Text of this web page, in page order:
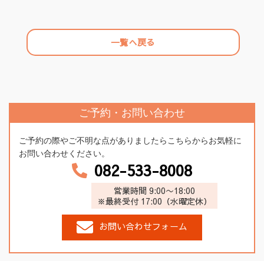
一覧へ戻る
ご予約・お問い合わせ
ご予約の際やご不明な点がありましたらこちらからお気軽に
お問い合わせください。
082-533-8008
営業時間 9:00〜18:00
※最終受付 17:00（水曜定休）
お問い合わせフォーム